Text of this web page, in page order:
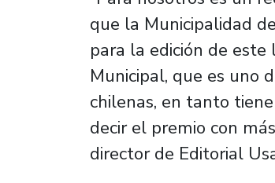
que la Municipalidad
para la edición de
Municipal, que es uno
chilenas, en tanto
decir el premio con
director de Editorial